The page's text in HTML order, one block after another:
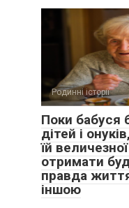
Родинні історії
Поки бабуся
дітей і
їй
отримати
правда
іншою